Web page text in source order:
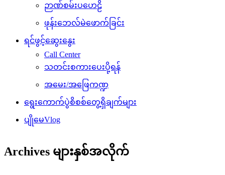
ဉာဏ်စမ်းပဟေဠိ
ဖုန်းဘေလ်မဲဖောက်ခြင်း
ရင်ဖွင့်ဆွေးနွေး
Call Center
သတင်းစကားပေးပို့ရန်
အမေး/အဖြေကဏ္ဍ
ရွေးကောက်ပွဲစိစစ်တွေ့ရှိချက်များ
ပျိုမေVlog
Archives များနှစ်အလိုက်